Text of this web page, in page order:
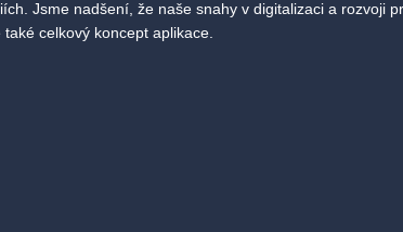
Jsme nadšení, že naše snahy v digitalizaci a rozvoji
celkový koncept aplikace.